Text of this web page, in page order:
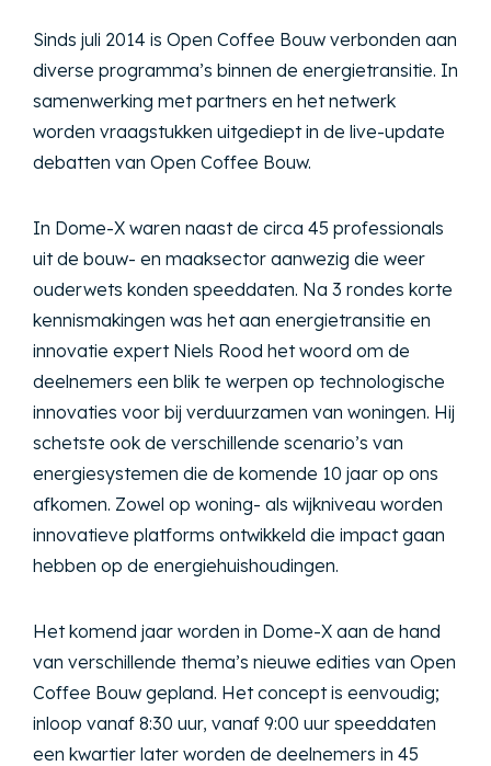
Sinds juli 2014 is Open Coffee Bouw verbonden aan
diverse programma’s binnen de energietransitie. In
samenwerking met partners en het netwerk
worden vraagstukken uitgediept in de live-update
debatten van Open Coffee Bouw.
In Dome-X waren naast de circa 45 professionals
uit de bouw- en maaksector aanwezig die weer
ouderwets konden speeddaten. Na 3 rondes korte
kennismakingen was het aan energietransitie en
innovatie expert Niels Rood het woord om de
deelnemers een blik te werpen op technologische
innovaties voor bij verduurzamen van woningen. Hij
schetste ook de verschillende scenario’s van
energiesystemen die de komende 10 jaar op ons
afkomen. Zowel op woning- als wijkniveau worden
innovatieve platforms ontwikkeld die impact gaan
hebben op de energiehuishoudingen.
Het komend jaar worden in Dome-X aan de hand
van verschillende thema’s nieuwe edities van Open
Coffee Bouw gepland. Het concept is eenvoudig;
inloop vanaf 8:30 uur, vanaf 9:00 uur speeddaten
een kwartier later worden de deelnemers in 45